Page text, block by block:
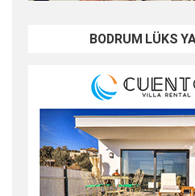
BODRUM LÜKS